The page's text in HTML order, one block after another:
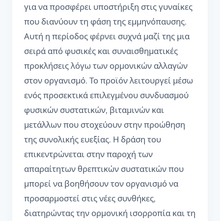
για να προσφέρει υποστήριξη στις γυναίκες
που διανύουν τη φάση της εμμηνόπαυσης.
Αυτή η περίοδος φέρνει συχνά μαζί της μια
σειρά από φυσικές και συναισθηματικές
προκλήσεις λόγω των ορμονικών αλλαγών
στον οργανισμό. Το προϊόν λειτουργεί μέσω
ενός προσεκτικά επιλεγμένου συνδυασμού
φυσικών συστατικών, βιταμινών και
μετάλλων που στοχεύουν στην προώθηση
της συνολικής ευεξίας. Η δράση του
επικεντρώνεται στην παροχή των
απαραίτητων θρεπτικών συστατικών που
μπορεί να βοηθήσουν τον οργανισμό να
προσαρμοστεί στις νέες συνθήκες,
διατηρώντας την ορμονική ισορροπία και τη